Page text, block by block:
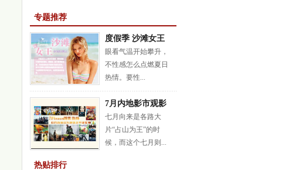
专题推荐
度假季 沙滩女王
泳装扮美记
眼看气温开始攀升，
不性感怎么点燃夏日
热情。要性...
7月内地影市观影
指南
七月向来是各路大
片“占山为王”的时
候，而这个七月则...
热贴排行